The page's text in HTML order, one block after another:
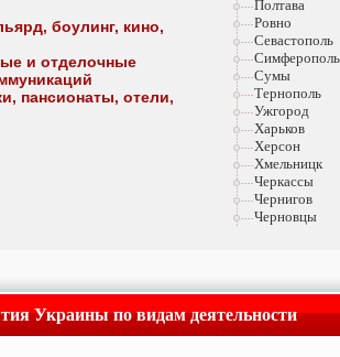
боулинг, кино,
и отделочные
пансионаты, отели,
Полтава
Ровно
Севастополь
Симферополь
Сумы
Тернополь
Ужгород
Харьков
Херсон
Хмельницк
Черкассы
Чернигов
Черновцы
Украины по видам деятельности